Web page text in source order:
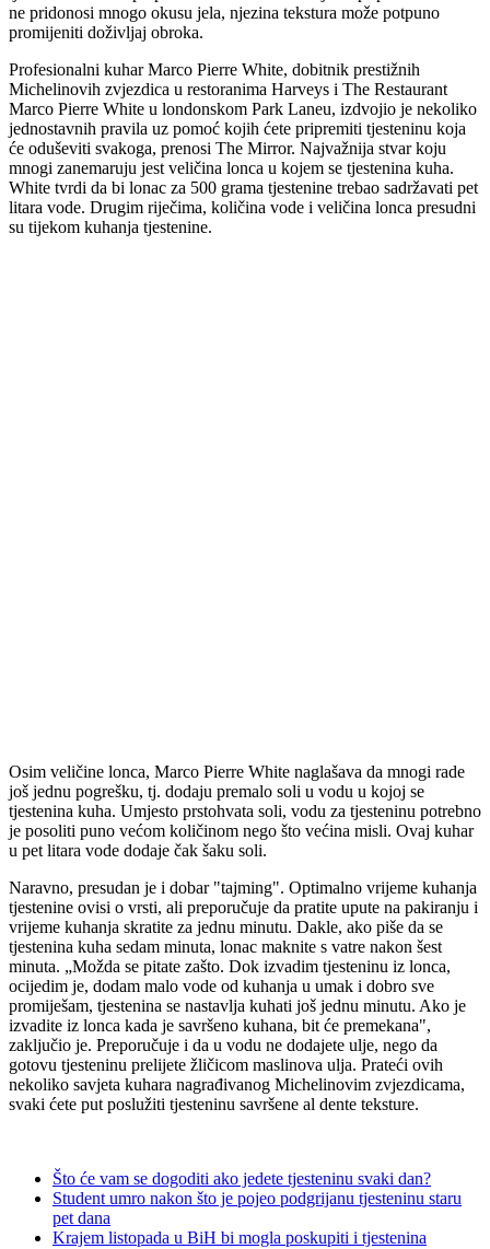
ne pridonosi mnogo okusu jela, njezina tekstura može potpuno
promijeniti doživljaj obroka.
Profesionalni kuhar Marco Pierre White, dobitnik prestižnih
Michelinovih zvjezdica u restoranima Harveys i The Restaurant
Marco Pierre White u londonskom Park Laneu, izdvojio je nekoliko
jednostavnih pravila uz pomoć kojih ćete pripremiti tjesteninu koja
će oduševiti svakoga, prenosi The Mirror. Najvažnija stvar koju
mnogi zanemaruju jest veličina lonca u kojem se tjestenina kuha.
White tvrdi da bi lonac za 500 grama tjestenine trebao sadržavati pet
litara vode. Drugim riječima, količina vode i veličina lonca presudni
su tijekom kuhanja tjestenine.
Osim veličine lonca, Marco Pierre White naglašava da mnogi rade
još jednu pogrešku, tj. dodaju premalo soli u vodu u kojoj se
tjestenina kuha. Umjesto prstohvata soli, vodu za tjesteninu potrebno
je posoliti puno većom količinom nego što većina misli. Ovaj kuhar
u pet litara vode dodaje čak šaku soli.
Naravno, presudan je i dobar "tajming". Optimalno vrijeme kuhanja
tjestenine ovisi o vrsti, ali preporučuje da pratite upute na pakiranju i
vrijeme kuhanja skratite za jednu minutu. Dakle, ako piše da se
tjestenina kuha sedam minuta, lonac maknite s vatre nakon šest
minuta. „Možda se pitate zašto. Dok izvadim tjesteninu iz lonca,
ocijedim je, dodam malo vode od kuhanja u umak i dobro sve
promiješam, tjestenina se nastavlja kuhati još jednu minutu. Ako je
izvadite iz lonca kada je savršeno kuhana, bit će premekana",
zaključio je. Preporučuje i da u vodu ne dodajete ulje, nego da
gotovu tjesteninu prelijete žličicom maslinova ulja. Prateći ovih
nekoliko savjeta kuhara nagrađivanog Michelinovim zvjezdicama,
svaki ćete put poslužiti tjesteninu savršene al dente teksture.
Što će vam se dogoditi ako jedete tjesteninu svaki dan?
Student umro nakon što je pojeo podgrijanu tjesteninu staru
pet dana
Krajem listopada u BiH bi mogla poskupiti i tjestenina